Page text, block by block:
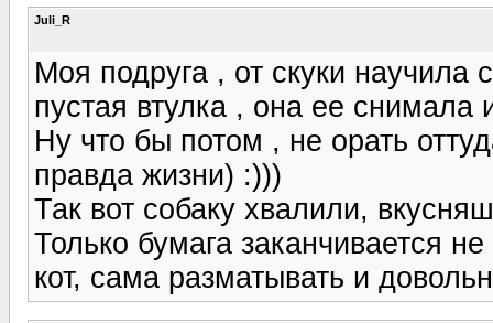
Juli_R
Моя подруга , от скуки научила
пустая втулка , она ее снимала
Ну что бы потом , не орать
правда жизни) :)))
Так вот собаку хвалили,
Только бумага заканчивается
кот, сама разматывать и